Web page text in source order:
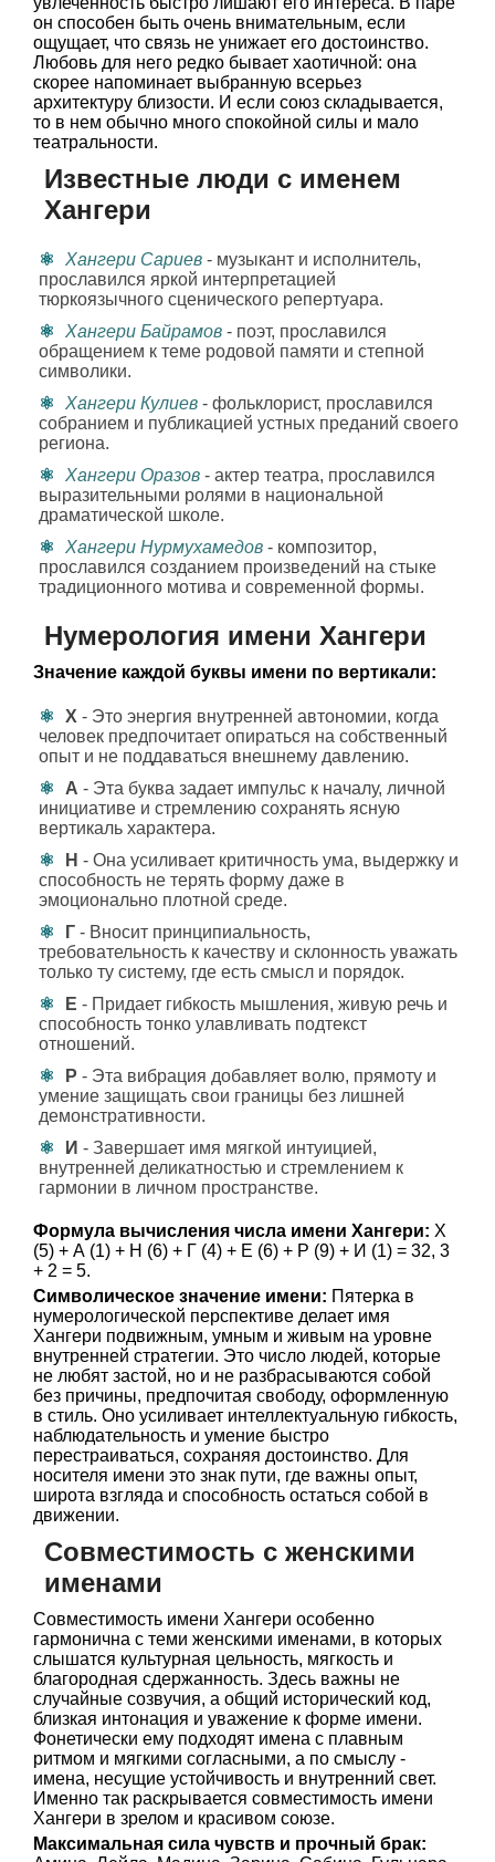
он способен быть очень внимательным, если
ощущает, что связь не унижает его достоинство.
Любовь для него редко бывает хаотичной: она
скорее напоминает выбранную всерьез
архитектуру близости. И если союз складывается,
то в нем обычно много спокойной силы и мало
театральности.
Известные люди с именем
Хангери
Хангери Сариев - музыкант и исполнитель,
прославился яркой интерпретацией
тюркоязычного сценического репертуара.
Хангери Байрамов - поэт, прославился
обращением к теме родовой памяти и степной
символики.
Хангери Кулиев - фольклорист, прославился
собранием и публикацией устных преданий своего
региона.
Хангери Оразов - актер театра, прославился
выразительными ролями в национальной
драматической школе.
Хангери Нурмухамедов - композитор,
прославился созданием произведений на стыке
традиционного мотива и современной формы.
Нумерология имени Хангери
Значение каждой буквы имени по вертикали:
Х - Это энергия внутренней автономии, когда
человек предпочитает опираться на собственный
опыт и не поддаваться внешнему давлению.
А - Эта буква задает импульс к началу, личной
инициативе и стремлению сохранять ясную
вертикаль характера.
Н - Она усиливает критичность ума, выдержку и
способность не терять форму даже в
эмоционально плотной среде.
Г - Вносит принципиальность,
требовательность к качеству и склонность уважать
только ту систему, где есть смысл и порядок.
Е - Придает гибкость мышления, живую речь и
способность тонко улавливать подтекст
отношений.
Р - Эта вибрация добавляет волю, прямоту и
умение защищать свои границы без лишней
демонстративности.
И - Завершает имя мягкой интуицией,
внутренней деликатностью и стремлением к
гармонии в личном пространстве.
Формула вычисления числа имени Хангери: Х
(5) + А (1) + Н (6) + Г (4) + Е (6) + Р (9) + И (1) = 32, 3
+ 2 = 5.
Символическое значение имени: Пятерка в
нумерологической перспективе делает имя
Хангери подвижным, умным и живым на уровне
внутренней стратегии. Это число людей, которые
не любят застой, но и не разбрасываются собой
без причины, предпочитая свободу, оформленную
в стиль. Оно усиливает интеллектуальную гибкость,
наблюдательность и умение быстро
перестраиваться, сохраняя достоинство. Для
носителя имени это знак пути, где важны опыт,
широта взгляда и способность остаться собой в
движении.
Совместимость с женскими
именами
Совместимость имени Хангери особенно
гармонична с теми женскими именами, в которых
слышатся культурная цельность, мягкость и
благородная сдержанность. Здесь важны не
случайные созвучия, а общий исторический код,
близкая интонация и уважение к форме имени.
Фонетически ему подходят имена с плавным
ритмом и мягкими согласными, а по смыслу -
имена, несущие устойчивость и внутренний свет.
Именно так раскрывается совместимость имени
Хангери в зрелом и красивом союзе.
Максимальная сила чувств и прочный брак: